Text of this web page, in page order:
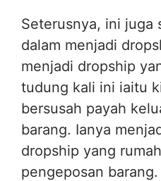
Seterusnya, ini juga
dalam menjadi
menjadi dropship
tudung kali ini iaitu
bersusah payah
barang. Ianya
dropship yang
pengeposan barang.